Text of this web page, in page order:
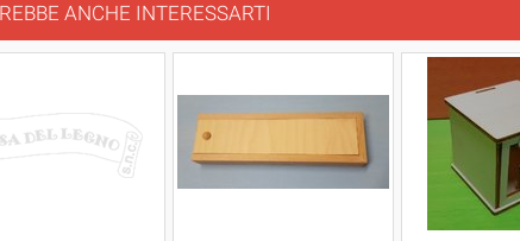
ANCHE INTERESSARTI